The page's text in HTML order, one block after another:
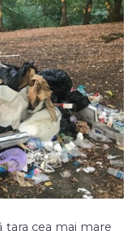
cea mai mare